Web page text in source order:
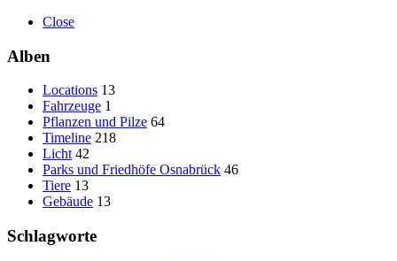
Close
Alben
Locations 13
Fahrzeuge 1
Pflanzen und Pilze 64
Timeline 218
Licht 42
Parks und Friedhöfe Osnabrück 46
Tiere 13
Gebäude 13
Schlagworte